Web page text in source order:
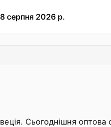
серпня 2026 р.
Сьогоднішня